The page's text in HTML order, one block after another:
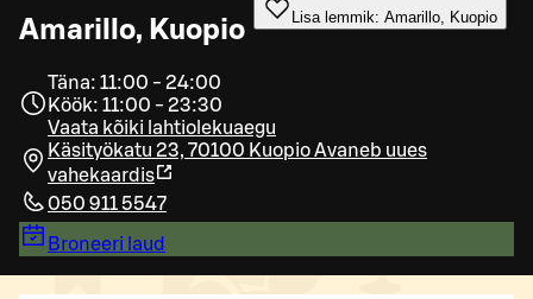
Amarillo, Kuopio Lisa lemmik: Amarillo, Kuopio
Täna: 11:00 - 24:00
Köök: 11:00 - 23:30
Vaata kõiki lahtiolekuaegu
Käsityökatu 23, 70100 KuopioAvaneb uues
vahekaardis
050 911 5547
Broneeri laud